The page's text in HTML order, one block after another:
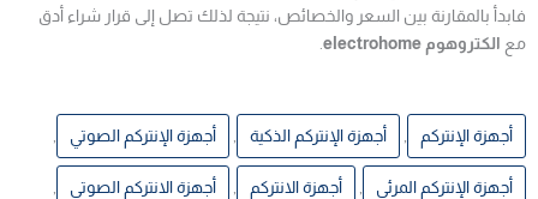
فابدأ بالمقارنة بين السعر والخصائص، نتيجة لذلك تصل إلى قرار شراء أدق
مع الكتروهوم electrohome
أجهزة الإنتركم , أجهزة الإنتركم الذكية , أجهزة الإنتركم الصوتي ,
أجهزة الإنتركم المرئي , أجهزة الانتركم , أجهزة الانتركم الصوتي ,